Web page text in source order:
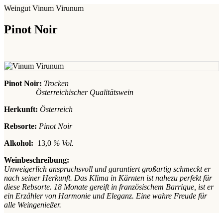
Weingut Vinum Virunum
Pinot Noir
Pinot Noir: Trocken
Österreichischer Qualitätswein
Herkunft: Österreich
Rebsorte: Pinot Noir
Alkohol: 13,0 % Vol.
Weinbeschreibung:
Unweigerlich anspruchsvoll und garantiert großartig schmeckt er
nach seiner Herkunft. Das Klima in Kärnten ist nahezu perfekt für
diese Rebsorte. 18 Monate gereift in französischem Barrique, ist er
ein Erzähler von Harmonie und Eleganz. Eine wahre Freude für
alle Weingenießer.